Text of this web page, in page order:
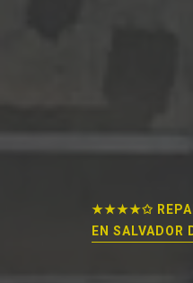
★★★★✩
EN SALVADOR